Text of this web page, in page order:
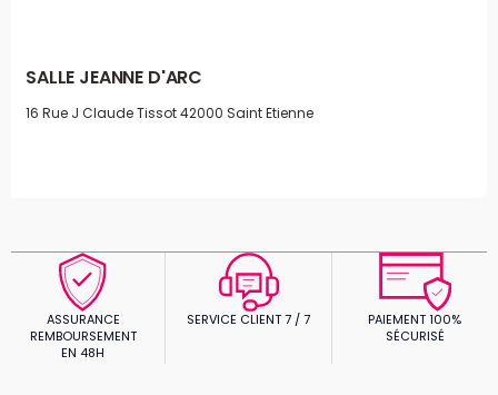
SALLE JEANNE D'ARC
16 Rue J Claude Tissot42000 Saint Etienne
ASSURANCE
REMBOURSEMENT
EN 48H
SERVICE CLIENT 7 / 7
PAIEMENT 100%
SÉCURISÉ